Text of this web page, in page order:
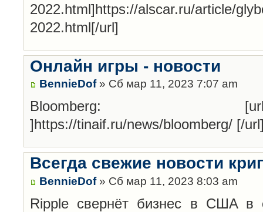
2022.html]https://alscar.ru/article/
2022.html[/url]
Онлайн игры - новости
BennieDof» Сб мар 11, 2023 7:07 am
Bloomberg: [url=https://
]https://tinaif.ru/news/bloomberg/ [/
Всегда свежие новости
BennieDof» Сб мар 11, 2023 8:03 am
Ripple cвepнёт бизнec в CШA в